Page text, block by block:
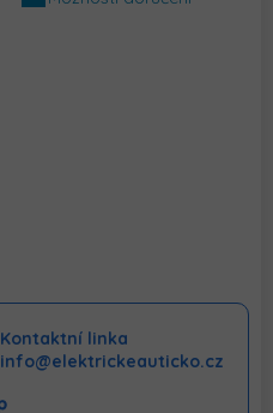
Kontaktní linka
info@elektrickeauticko.cz